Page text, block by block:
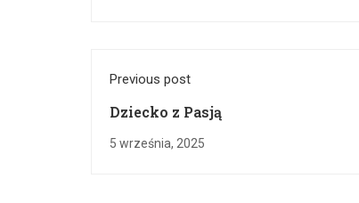
Previous post
Dziecko z Pasją
5 września, 2025